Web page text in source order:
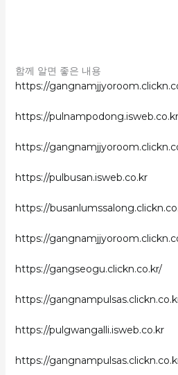
함께 알면 좋은 내용
https://
https://pulnampodong.isweb.co.kr
https://
https://pulbusan.isweb.co.kr
https://
https://
https://gangseogu.clickn.co.kr/
https://
https://pulgwangalli.isweb.co.kr
https://